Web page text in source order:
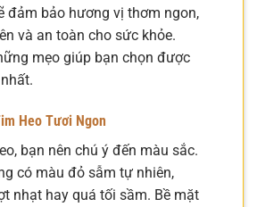
đảm bảo hương vị thơm ngon,
và an toàn cho sức khỏe.
mẹo giúp bạn chọn được
Heo Tươi Ngon
bạn nên chú ý đến màu sắc.
có màu đỏ sẫm tự nhiên,
nhạt hay quá tối sầm. Bề mặt